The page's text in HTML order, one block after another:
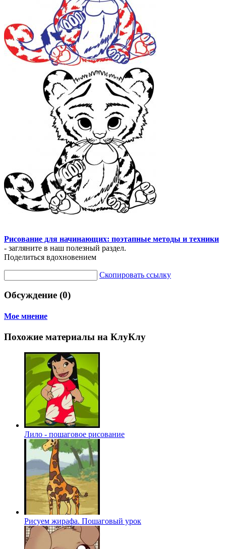
Рисование для начинающих: поэтапные методы и техники
- загляните в наш полезный раздел.
Поделиться вдохновением
Скопировать ссылку
Обсуждение (0)
Мое мнение
Похожие материалы на КлуКлу
Лило - пошаговое рисование
Рисуем жирафа. Пошаговый урок